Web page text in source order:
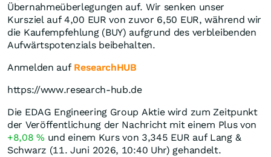
Übernahmeüberlegungen auf. Wir senken unser
Kursziel auf 4,00 EUR von zuvor 6,50 EUR, während wir
die Kaufempfehlung (BUY) aufgrund des verbleibenden
Aufwärtspotenzials beibehalten.
Anmelden auf ResearchHUB
https://www.research-hub.de
Die EDAG Engineering Group Aktie wird zum Zeitpunkt
der Veröffentlichung der Nachricht mit einem Plus von
+8,08% und einem Kurs von 3,345 EUR auf Lang &
Schwarz (11. Juni 2026, 10:40 Uhr) gehandelt.